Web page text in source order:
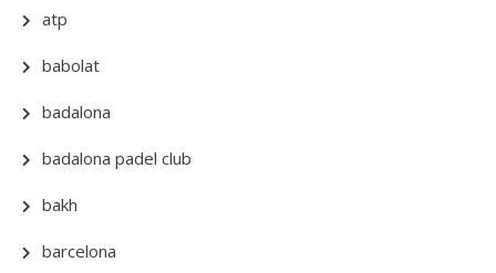
atp
babolat
badalona
badalona padel club
bakh
barcelona